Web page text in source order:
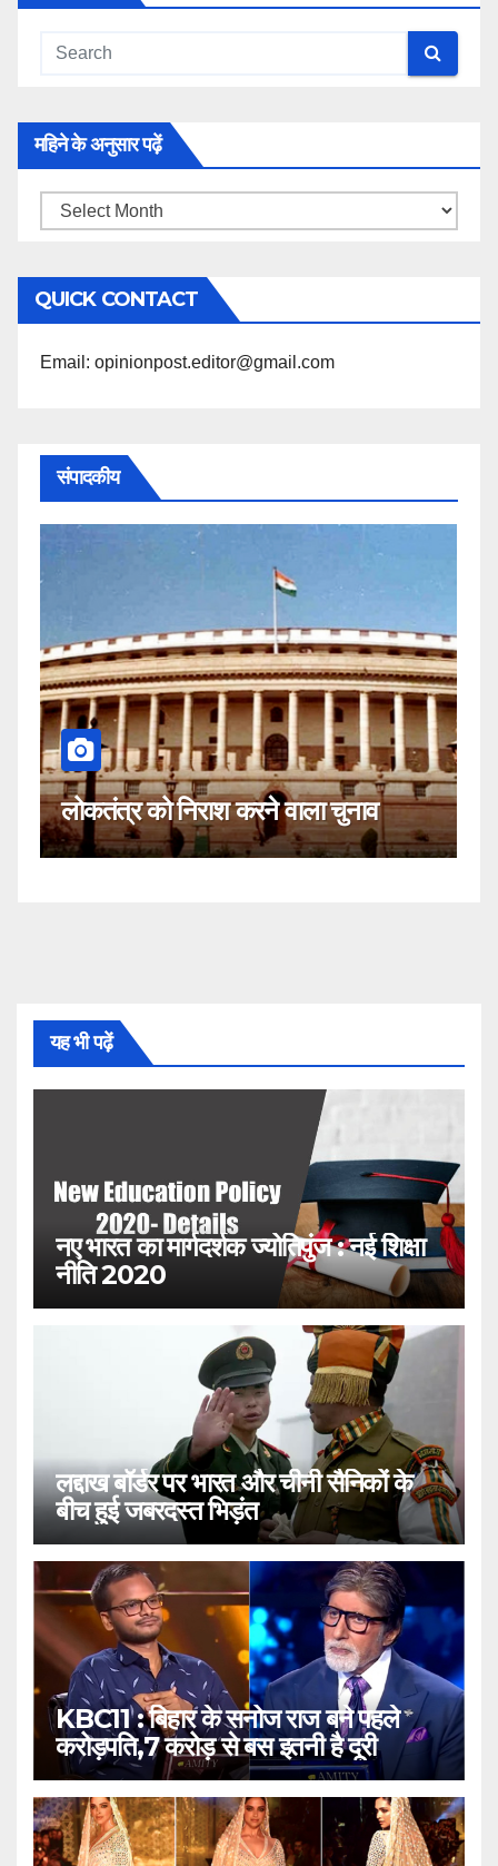
महिने के अनुसार पढ़ें
महिने
अनुसार
पढ़ें
QUICK CONTACT
Email: opinionpost.editor@gmail.com
संपादकीय
कहीं यह सीजेआई के खिलाफ साजिश तो
नहीं!
यह भी पढ़ें
नए भारत का मार्गदर्शक ज्योतिपुंज : नई शिक्षा
नीति 2020
लद्दाख बॉर्डर पर भारत और चीनी सैनिकों के
बीच हुई जबरदस्त भिड़ंत
KBC11 : बिहार के सनोज राज बने पहले
करोड़पति,7 करोड़ से बस इतनी है दूरी